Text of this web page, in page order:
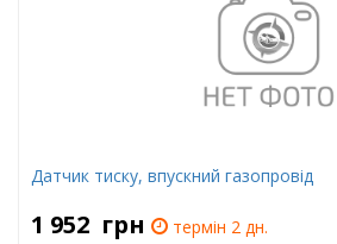
Датчик тиску, впускний газопровід
1 952 грн
термін 2 дн.